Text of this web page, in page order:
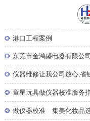
◎ 港口工程案例
◎ 东莞市金鸿盛电器有限公
◎ 仪器维修让我公司放心,省
◎ 童星玩具做仪器校准服务
◎ 做仪器校准 集美化妆品